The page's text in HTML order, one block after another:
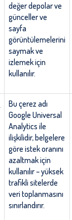
değer depolar ve
günceller ve
sayfa
görüntülemelerini
saymak ve
izlemek için
kullanılır.
Bu çerez adı
Google Universal
Analytics ile
ilişkilidir, belgelere
göre istek oranını
azaltmak için
kullanılır – yüksek
trafikli sitelerde
veri toplanmasını
sınırlandırır.